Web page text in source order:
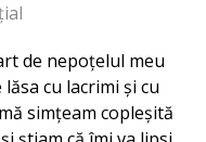
de nepoțelul meu
cu lacrimi și cu
simțeam copleșită